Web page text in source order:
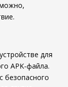
для
APK-файла.
безопасного